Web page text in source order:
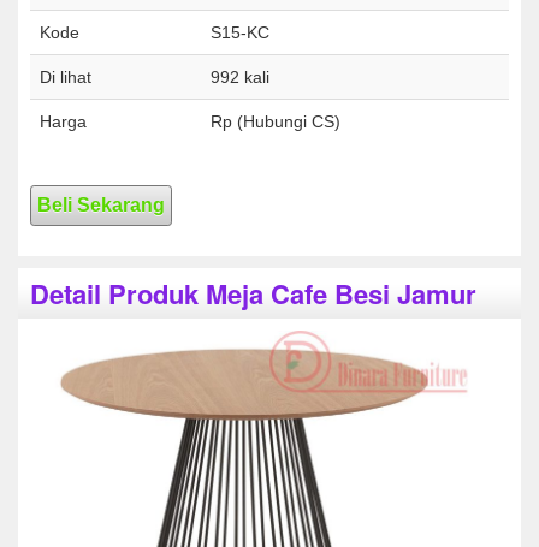
Kode S15-KC
Di lihat 992 kali
Harga Rp (Hubungi CS)
Beli Sekarang
Detail Produk Meja Cafe Besi Jamur